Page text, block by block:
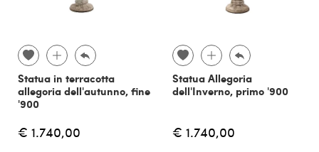
Statua in terracotta
allegoria dell'autunno, fine
'900
€ 1.740,00
Statua Allegoria
dell'Inverno, primo '900
€ 1.740,00